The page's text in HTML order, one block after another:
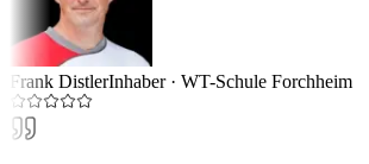
Frank DistlerInhaber· WT-Schule Forchheim